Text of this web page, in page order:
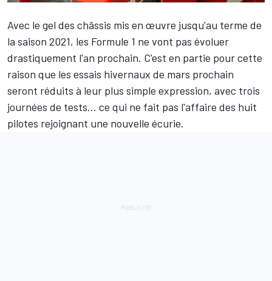
Avec le gel des châssis mis en œuvre jusqu'au terme de
la saison 2021, les Formule 1 ne vont pas évoluer
drastiquement l'an prochain. C'est en partie pour cette
raison que les essais hivernaux de mars prochain
seront réduits à leur plus simple expression, avec trois
journées de tests… ce qui ne fait pas l'affaire des huit
pilotes rejoignant une nouvelle écurie.